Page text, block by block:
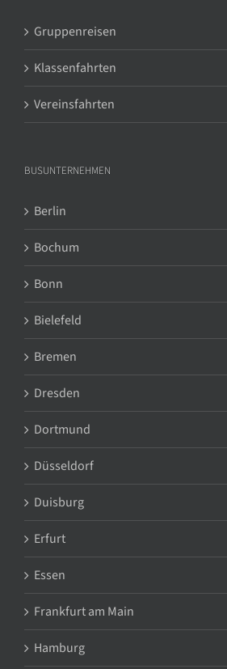
Gruppenreisen
Klassenfahrten
Vereinsfahrten
BUSUNTERNEHMEN
Berlin
Bochum
Bonn
Bielefeld
Bremen
Dresden
Dortmund
Düsseldorf
Duisburg
Erfurt
Essen
Frankfurt am Main
Hamburg